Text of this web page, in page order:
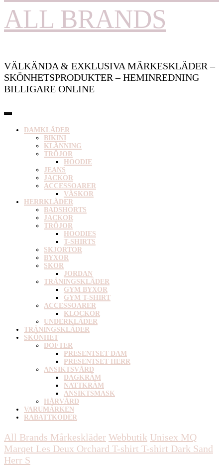
ALL BRANDS
VÄLKÄNDA & EXKLUSIVA MÄRKESKLÄDER –
SKÖNHETSPRODUKTER – HEMINREDNING
BILLIGARE ONLINE
DAMKLÄDER
BIKINI
KLÄNNING
TRÖJOR
HOODIE
JEANS
JACKOR
ACCESSOARER
VÄSKOR
HERRKLÄDER
BADSHORTS
JACKOR
TRÖJOR
HOODIES
T-SHIRTS
SKJORTOR
BYXOR
SKOR
JORDAN
TRÄNINGSKLÄDER
GYM BYXOR
GYM T-SHIRT
ACCESSOARER
KLOCKOR
UNDERKLÄDER
TRÄNINGSKLÄDER
SKÖNHET
DOFTER
PRESENTSET DAM
PRESENTSET HERR
ANSIKTSVÅRD
DAGKRÄM
NATTKRÄM
ANSIKTSMASK
HÅRVÅRD
VARUMÄRKEN
RABATTKODER
All Brands Mårkeskläder Webbutik Unisex MQ
Marqet Les Deux Orchard T-shirt T-shirt Dark Sand
Herr S